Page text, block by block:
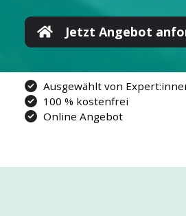
Jetzt Angebot
Ausgewählt von
100 % kostenfrei
Online Angebot